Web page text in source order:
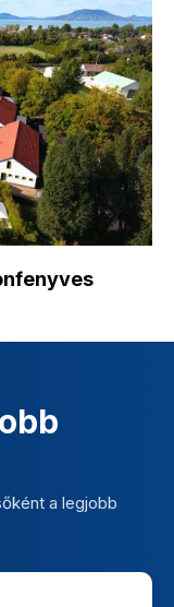
a legjobb